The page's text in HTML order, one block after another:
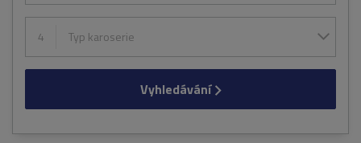
4 Typ karoserie
Vyhledávání